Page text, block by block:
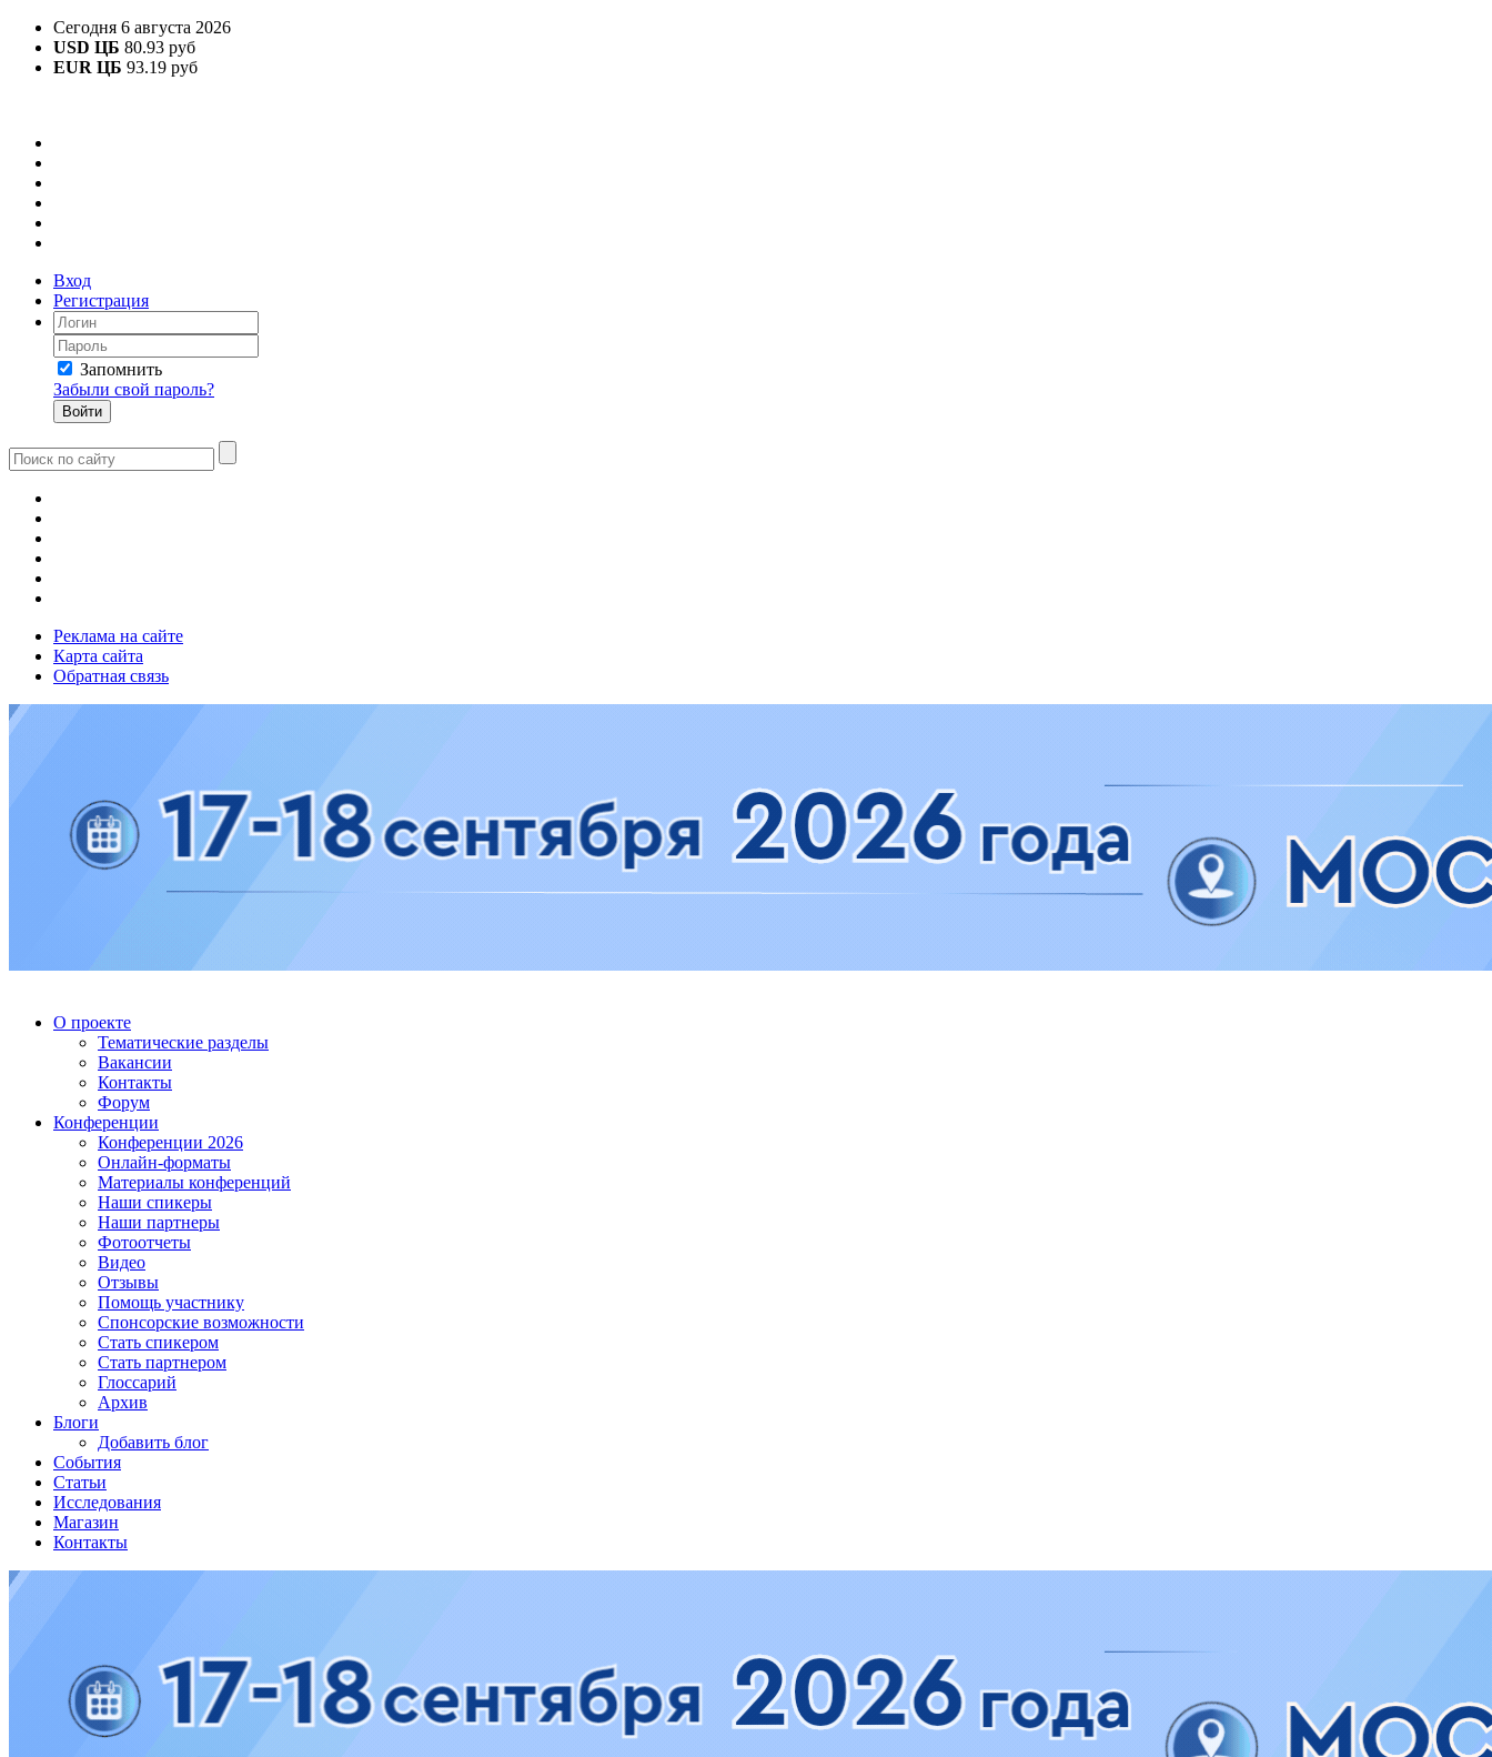
Сегодня 6 августа 2026
USD ЦБ 80.93 руб
EUR ЦБ 93.19 руб
Вход
Регистрация
Запомнить
Забыли свой пароль?
Реклама на сайте
Карта сайта
Обратная связь
О проекте
Тематические разделы
Вакансии
Контакты
Форум
Конференции
Конференции 2026
Онлайн-форматы
Материалы конференций
Наши спикеры
Наши партнеры
Фотоотчеты
Видео
Отзывы
Помощь участнику
Спонсорские возможности
Стать спикером
Стать партнером
Глоссарий
Архив
Блоги
Добавить блог
События
Статьи
Исследования
Магазин
Контакты